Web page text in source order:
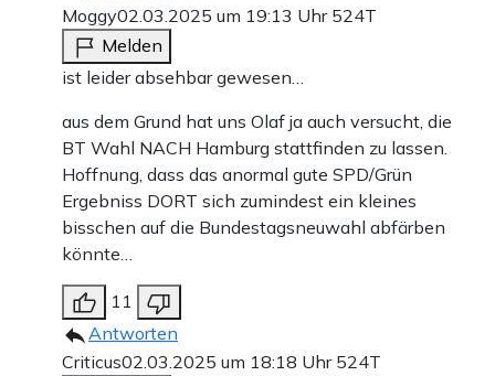
Moggy02.03.2025 um 19:13 Uhr 524T
Melden
ist leider absehbar gewesen…
aus dem Grund hat uns Olaf ja auch versucht, die
BT Wahl NACH Hamburg stattfinden zu lassen.
Hoffnung, dass das anormal gute SPD/Grün
Ergebniss DORT sich zumindest ein kleines
bisschen auf die Bundestagsneuwahl abfärben
könnte…
11
Antworten
Criticus02.03.2025 um 18:18 Uhr 524T